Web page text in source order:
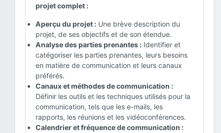
projet complet :
Aperçu du projet : Une brève description du
projet, de ses objectifs et de son étendue.
Analyse des parties prenantes : Identifier et
catégoriser les parties prenantes, leurs besoins
en matière de communication et leurs canaux
préférés.
Canaux et méthodes de communication :
Définir les outils et les techniques utilisés pour la
communication, tels que les e-mails, les
rapports, les réunions et les vidéoconférences.
Calendrier et fréquence de communication :